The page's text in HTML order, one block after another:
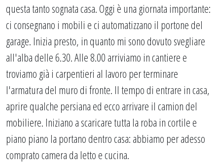
questa tanto sognata casa. Oggi è una giornata importante:
ci consegnano i mobili e ci automatizzano il portone del
garage. Inizia presto, in quanto mi sono dovuto svegliare
all'alba delle 6.30. Alle 8.00 arriviamo in cantiere e
troviamo già i carpentieri al lavoro per terminare
l'armatura del muro di fronte. Il tempo di entrare in casa,
aprire qualche persiana ed ecco arrivare il camion del
mobiliere. Iniziano a scaricare tutta la roba in cortile e
piano piano la portano dentro casa: abbiamo per adesso
comprato camera da letto e cucina.